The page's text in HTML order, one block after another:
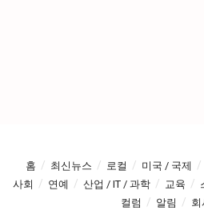
홈 최신뉴스 로컬 미국 / 국제
사회
연예 산업 / IT / 과학 교육
컬럼
알림 회